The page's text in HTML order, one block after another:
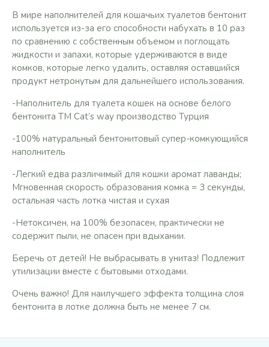
В мире наполнителей для кошачьих туалетов бентонит
используется из-за его способности набухать в 10 раз
по сравнению с собственным объемом и поглощать
жидкости и запахи, которые удерживаются в виде
комков, которые легко удалить, оставляя оставшийся
продукт нетронутым для дальнейшего использования.
-Наполнитель для туалета кошек на основе белого
бентонита ТМ Cat’s way производство Турция
-100% натуральный бентонитовый супер-комкующийся
наполнитель
-Легкий едва различимый для кошки аромат лаванды;
Мгновенная скорость образования комка = 3 секунды,
остальная часть лотка чистая и сухая
-Нетоксичен, на 100% безопасен, практически не
содержит пыли, не опасен при вдыхании.
Беречь от детей! Не выбрасывать в унитаз! Подлежит
утилизации вместе с бытовыми отходами.
Очень важно! Для наилучшего эффекта толщина слоя
бентонита в лотке должна быть не менее 7 см.